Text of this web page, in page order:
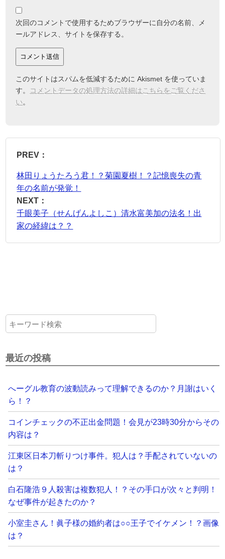
次回のコメントで使用するためブラウザーに自分の名前、メ
ールアドレス、サイトを保存する。
このサイトはスパムを低減するために Akismet を使っていま
す。
コメントデータの処理方法の詳細はこちらをご覧くださ
い。
PREV：
林田りょうたろう君！？菊園夏樹！？記憶喪失の青
年の名前が発覚！
NEXT：
千眼美子（せんげんよしこ）清水富美加の法名！出
家の経緯は？？
最近の投稿
へーグル教育の波動読みって理解できるのか？月謝はいく
ら！？
コインチェックの不正出金問題！会見が23時30分からその
内容は？
江東区日本刀斬りつけ事件。犯人は？手配されていないの
は？
白石隆浩９人殺害は複数犯人！？その手口が次々と判明！
なぜ事件が起きたのか？
小室圭さん！眞子様の婚約者は○○王子でイケメン！？画像
は？